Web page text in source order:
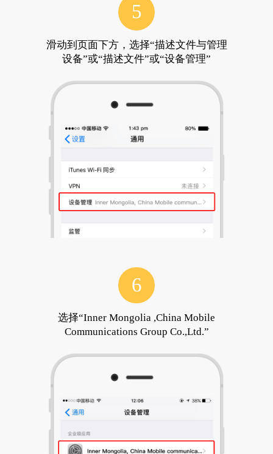
5
滑动到页面下方，选择“描述文件与管理
设备”或“描述文件”或“设备管理”
6
选择“Inner Mongolia ,China Mobile
Communications Group Co.,Ltd.”